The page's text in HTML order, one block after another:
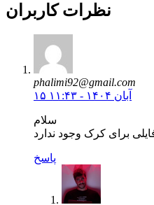
نظرات کاربران
phalimi92@gmail.com
۱۵ آبان ۱۴۰۴ - ۱۱:۴۳
سلام
پاسخ